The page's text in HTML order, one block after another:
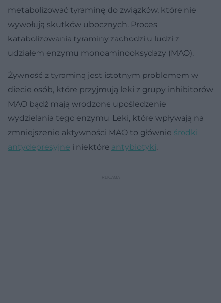
metabolizować tyraminę do związków, które nie
wywołują skutków ubocznych. Proces
katabolizowania tyraminy zachodzi u ludzi z
udziałem enzymu monoaminooksydazy (MAO).
Żywność z tyraminą jest istotnym problemem w
diecie osób, które przyjmują leki z grupy inhibitorów
MAO bądź mają wrodzone upośledzenie
wydzielania tego enzymu. Leki, które wpływają na
zmniejszenie aktywności MAO to głównie środki
antydepresyjne i niektóre antybiotyki.